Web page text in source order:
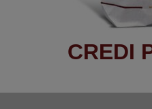
CREDI